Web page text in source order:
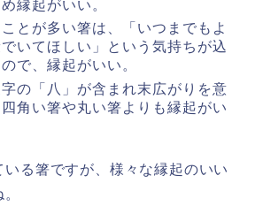
縁起がいい。
とが多い箸は、「いつまでもよ
いてほしい」という気持ちが込
で、縁起がいい。
の「八」が含まれ末広がりを意
角い箸や丸い箸よりも縁起がい
る箸ですが、様々な縁起のいい